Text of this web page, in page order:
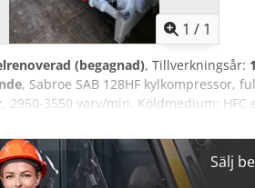
1 / 1
(begagnad), Tillverkningsår:
, Sabroe SAB 128HF kylkompressor,
2950-3550 varv/min. Köldmedium: HFC
Sälj